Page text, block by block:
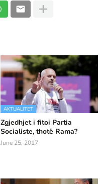
AKTUALITET
Zgjedhjet i fitoi Partia
Socialiste, thotë Rama?
June 25, 2017